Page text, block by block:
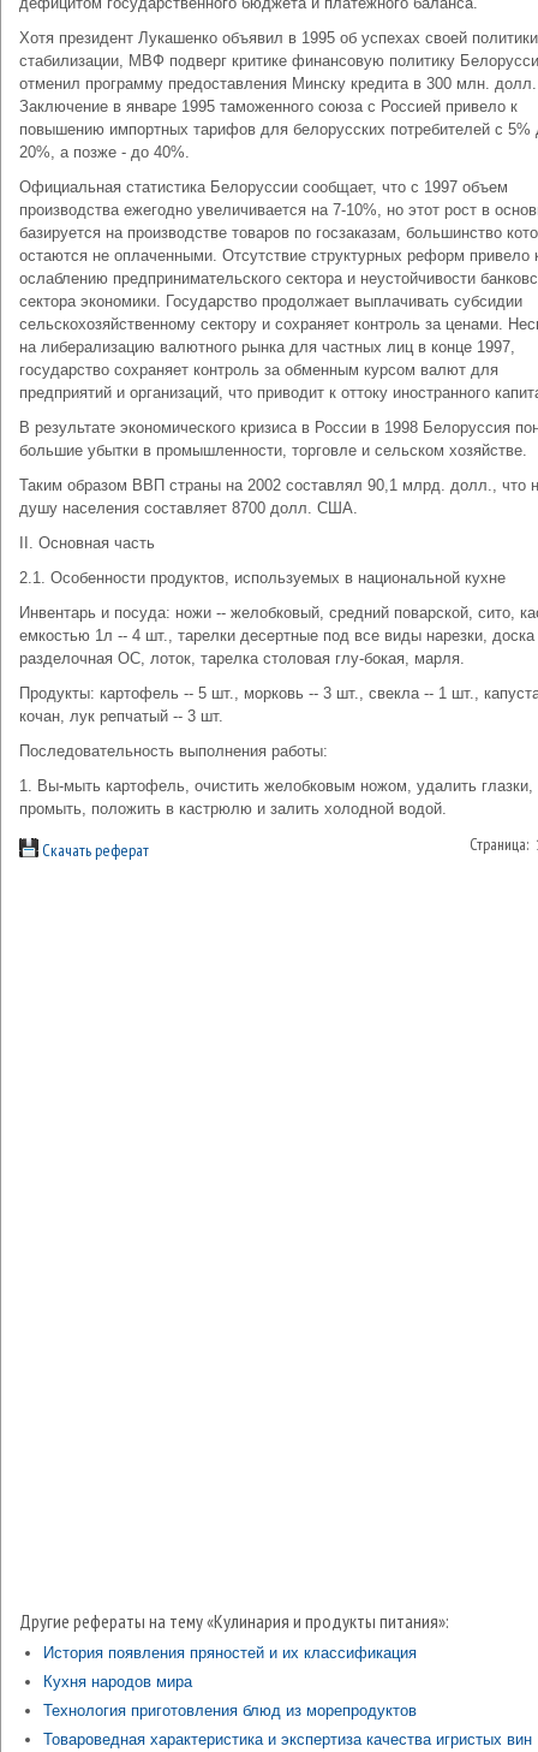
Хотя президент Лукашенко объявил в 1995 об успехах своей политики
стабилизации, МВФ подверг критике финансовую политику
отменил программу предоставления Минску кредита в 300 млн. долл.
Заключение в январе 1995 таможенного союза с Россией привело к
повышению импортных тарифов для белорусских потребителей с 5%
20%, а позже - до 40%.
Официальная статистика Белоруссии сообщает, что с 1997 объем
производства ежегодно увеличивается на 7-10%, но этот рост в
базируется на производстве товаров по госзаказам, большинство
остаются не оплаченными. Отсутствие структурных реформ привело
ослаблению предпринимательского сектора и неустойчивости
сектора экономики. Государство продолжает выплачивать субсидии
сельскохозяйственному сектору и сохраняет контроль за ценами.
на либерализацию валютного рынка для частных лиц в конце 1997,
государство сохраняет контроль за обменным курсом валют для
предприятий и организаций, что приводит к оттоку иностранного
В результате экономического кризиса в России в 1998 Белоруссия
большие убытки в промышленности, торговле и сельском хозяйстве.
Таким образом ВВП страны на 2002 составлял 90,1 млрд. долл., что
душу населения составляет 8700 долл. США.
II. Основная часть
2.1. Особенности продуктов, используемых в национальной кухне
Инвентарь и посуда: ножи -- желобковый, средний поварской, сито,
емкостью 1л -- 4 шт., тарелки десертные под все виды нарезки, доска
разделочная ОС, лоток, тарелка столовая глу-бокая, марля.
Продукты: картофель -- 5 шт., морковь -- 3 шт., свекла -- 1 шт.,
кочан, лук репчатый -- 3 шт.
Последовательность выполнения работы:
1. Вы-мыть картофель, очистить желобковым ножом, удалить глазки,
промыть, положить в кастрюлю и залить холодной водой.
Скачать реферат
Другие рефераты на тему «Кулинария и продукты питания»:
История появления пряностей и их классификация
Кухня народов мира
Технология приготовления блюд из морепродуктов
Товароведная характеристика и экспертиза качества игристых вин